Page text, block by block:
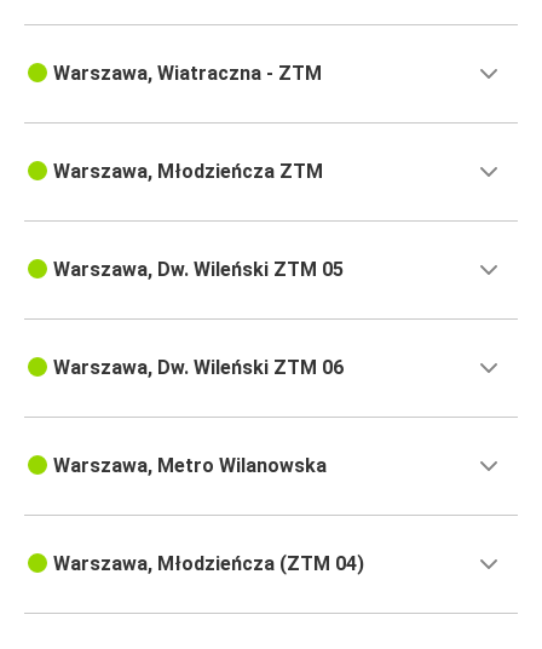
Warszawa, Wiatraczna - ZTM
Warszawa, Młodzieńcza ZTM
Warszawa, Dw. Wileński ZTM 05
Warszawa, Dw. Wileński ZTM 06
Warszawa, Metro Wilanowska
Warszawa, Młodzieńcza (ZTM 04)